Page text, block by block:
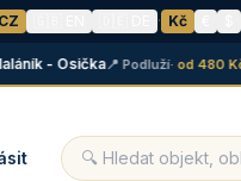
· Kč
- Osička📍 Podluží· od 480 Kč/noc